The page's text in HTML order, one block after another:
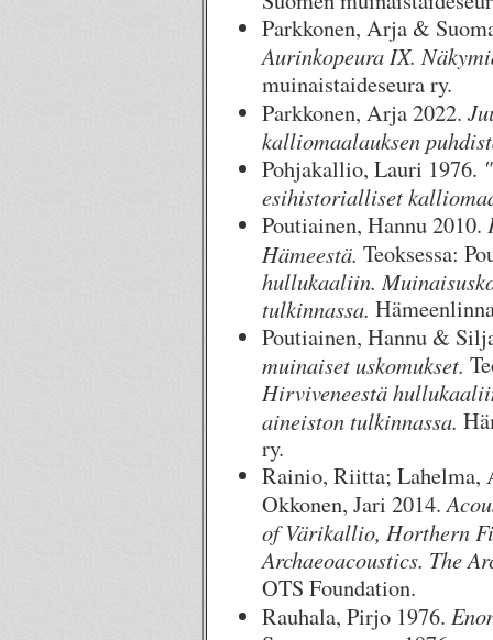
Parkkonen, Arja &
Aurinkopeura IX.
muinaistaideseura ry.
Parkkonen, Arja 2022.
kalliomaalauksen
Pohjakallio, Lauri 1976.
esihistorialliset
Poutiainen, Hannu 2010.
Hämeestä. Teoksessa:
hullukaaliin.
tulkinnassa.
Poutiainen, Hannu &
muinaiset uskomukset.
Hirviveneestä
aineiston tulkinnassa.
ry.
Rainio, Riitta;
Okkonen, Jari 2014.
of Värikallio, Horthern
Archaeoacoustics. The
OTS Foundation.
Rauhala, Pirjo 1976.